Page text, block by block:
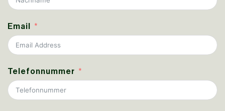
Email
Telefonnummer